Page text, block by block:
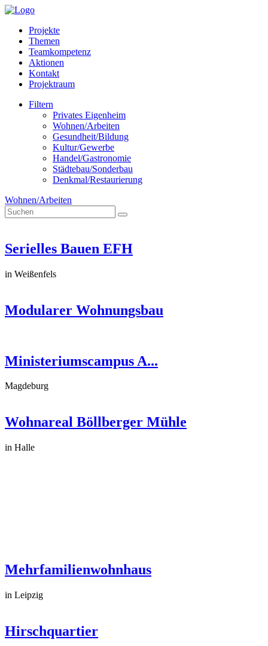
Projekte
Themen
Teamkompetenz
Aktionen
Kontakt
Projektraum
Filtern
Privates Eigenheim
Wohnen/Arbeiten
Gesundheit/Bildung
Kultur/Gewerbe
Handel/Gastronomie
Städtebau/Sonderbau
Denkmal/Restaurierung
Wohnen/Arbeiten
Serielles Bauen EFH
in Weißenfels
Modularer Wohnungsbau
Ministeriumscampus A...
Magdeburg
Wohnareal Böllberger Mühle
in Halle
Mehrfamilienwohnhaus
in Leipzig
Hirschquartier